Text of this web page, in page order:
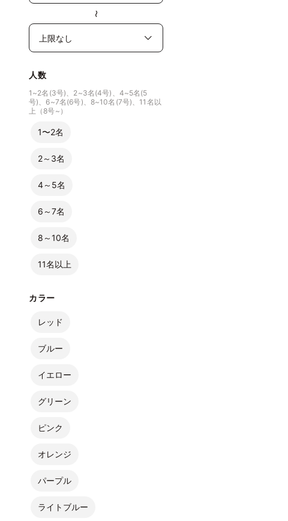
〜
人数
1~2名(3号)、2~3名(4号)、4~5名(5
号)、6~7名(6号)、8~10名(7号)、11名以
上（8号~）
1〜2名
2～3名
4～5名
6～7名
8～10名
11名以上
カラー
レッド
ブルー
イエロー
グリーン
ピンク
オレンジ
パープル
ライトブルー